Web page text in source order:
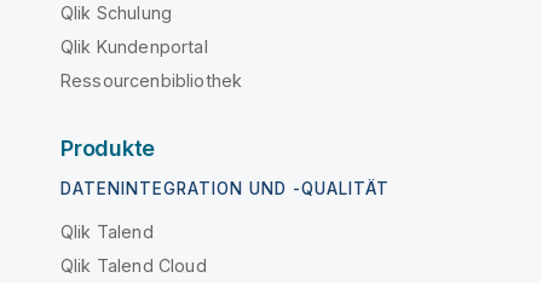
Qlik Schulung
Qlik Kundenportal
Ressourcenbibliothek
Produkte
DATENINTEGRATION UND -QUALITÄT
Qlik Talend
Qlik Talend Cloud